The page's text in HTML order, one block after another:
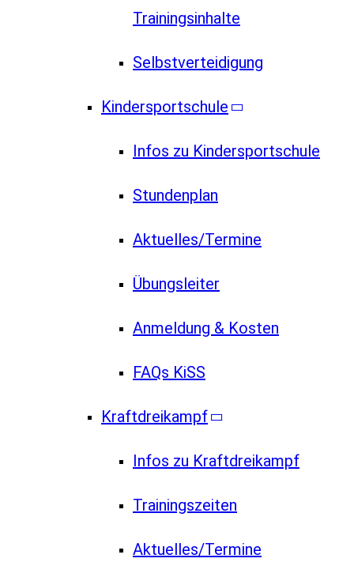
Trainingsinhalte
Selbstverteidigung
Kindersportschule
Infos zu Kindersportschule
Stundenplan
Aktuelles/Termine
Übungsleiter
Anmeldung & Kosten
FAQs KiSS
Kraftdreikampf
Infos zu Kraftdreikampf
Trainingszeiten
Aktuelles/Termine